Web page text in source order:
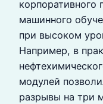
корпоративного
машинного
при высоком
Например, в
модулей
разрывы на три